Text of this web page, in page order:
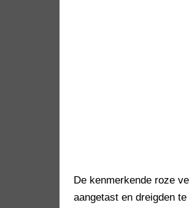
De kenmerkende roze
aangetast en dreigden